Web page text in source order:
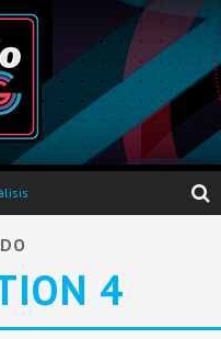
2017 - Análisis
Pausa VG - S04E06 - Nintendo Switch - FIFA/PES - DS III Ashes of Ariandel - Red Dead Redemption 2
4